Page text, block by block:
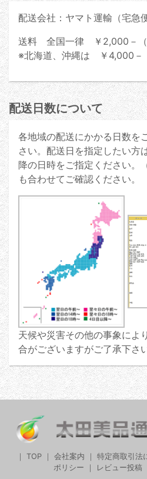
配送会社：ヤマト運輸（宅急便
送料 全国一律 ￥2,000－（
※北海道、沖縄は ￥4,000－
配送日数について
各地域の配送にかかる日数を
さい。配送日を指定したい方
降の日時をご指定ください。
も合わせてご確認ください。
天候や災害その他の事象によ
合がございますがご了承下さい
TOP 会社案内 特定商取引法
ポリシー
レビュー投稿